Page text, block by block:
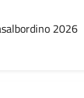
2026